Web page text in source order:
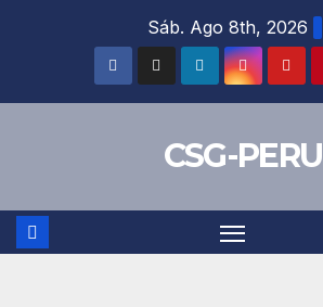
Sáb. Ago 8th, 2026
CSG-PERU